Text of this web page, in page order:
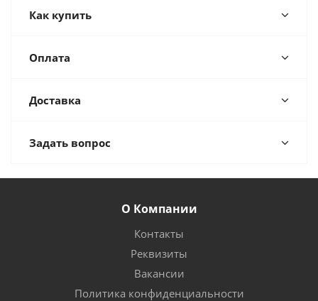
Как купить
Оплата
Доставка
Задать вопрос
О Компании
Контакты
Реквизиты
Вакансии
Политика конфиденциальности